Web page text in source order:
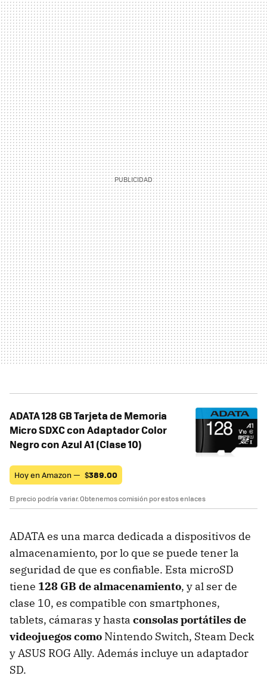
ADATA 128 GB Tarjeta de Memoria
Micro SDXC con Adaptador Color
Negro con Azul A1 (Clase 10)
Hoy en Amazon — $389.00
El precio podría variar. Obtenemos comisión por estos enlaces
ADATA es una marca dedicada a dispositivos de
almacenamiento, por lo que se puede tener la
seguridad de que es confiable. Esta microSD
tiene 128 GB de almacenamiento, y al ser de
clase 10, es compatible con smartphones,
tablets, cámaras y hasta consolas portátiles de
videojuegos como Nintendo Switch, Steam Deck
y ASUS ROG Ally. Además incluye un adaptador
SD.